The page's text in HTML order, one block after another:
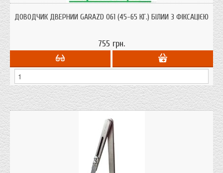
ДОВОДЧИК ДВЕРНИЙ GARAZD 061 (45-65 КГ.) БІЛИЙ З ФІКСАЦІЄЮ
755 грн.